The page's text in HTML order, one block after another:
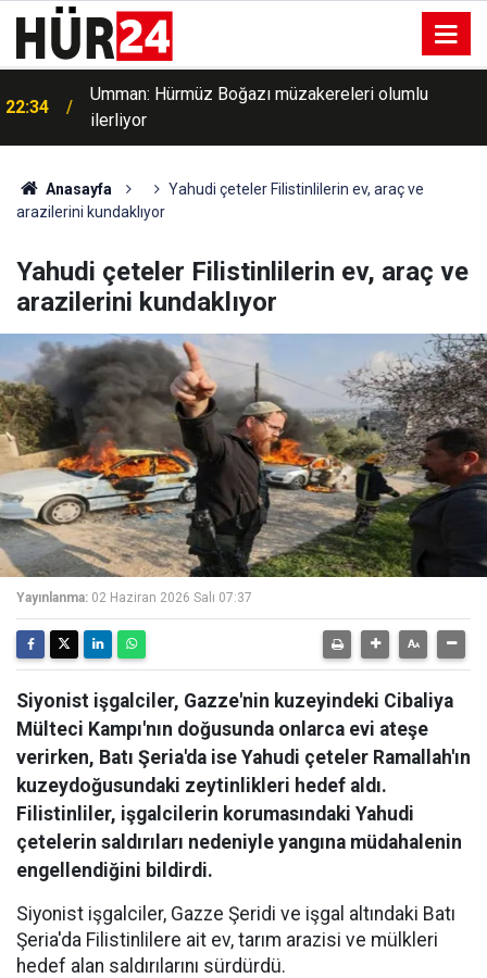
22:34
Umman: Hürmüz Boğazı müzakereleri olumlu
ilerliyor
Anasayfa
Yahudi çeteler Filistinlilerin ev, araç ve
arazilerini kundaklıyor
Yahudi çeteler Filistinlilerin ev, araç ve
arazilerini kundaklıyor
Yayınlanma: 02 Haziran 2026 Salı 07:37
Siyonist işgalciler, Gazze'nin kuzeyindeki Cibaliya
Mülteci Kampı'nın doğusunda onlarca evi ateşe
verirken, Batı Şeria'da ise Yahudi çeteler Ramallah'ın
kuzeydoğusundaki zeytinlikleri hedef aldı.
Filistinliler, işgalcilerin korumasındaki Yahudi
çetelerin saldırıları nedeniyle yangına müdahalenin
engellendiğini bildirdi.
Siyonist işgalciler, Gazze Şeridi ve işgal altındaki Batı
Şeria'da Filistinlilere ait ev, tarım arazisi ve mülkleri
hedef alan saldırılarını sürdürdü.